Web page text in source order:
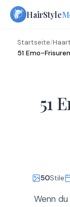
Skip
HairStyle
Startseite/
51 Emo-
51
50Stile
Wenn